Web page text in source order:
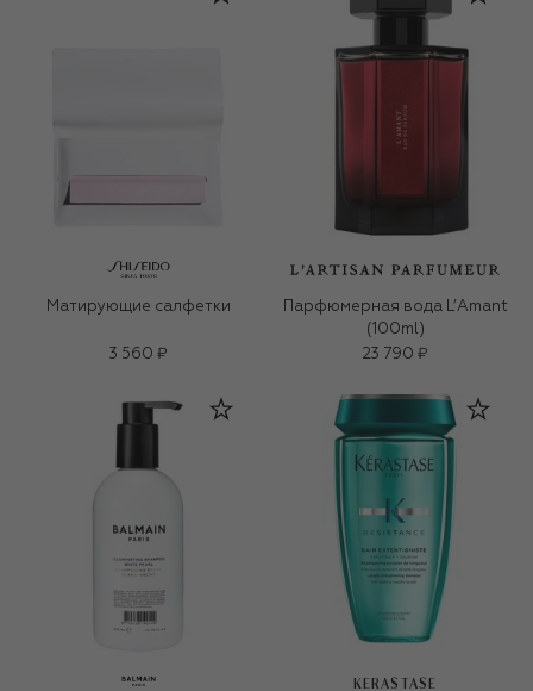
Матирующие салфетки
3 560 ₽
Парфюмерная вода L’Amant
(100ml)
23 790 ₽
KERASTASE